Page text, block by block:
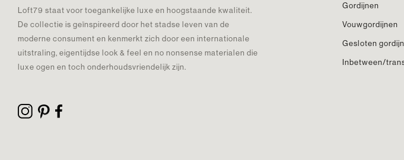
Loft79 staat voor toegankelijke luxe en hoogstaande kwaliteit.
De collectie is geïnspireerd door het stadse leven van de
moderne consument en kenmerkt zich door een internationale
uitstraling, eigentijdse look & feel en no nonsense materialen die
luxe ogen en toch onderhoudsvriendelijk zijn.
Gordijnen
Vouwgordijnen
Gesloten
Inbetween/